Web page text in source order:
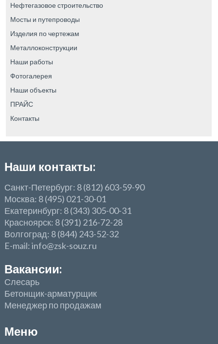
Нефтегазовое строительство
Мосты и путепроводы
Изделия по чертежам
Металлоконструкции
Наши работы
Фотогалерея
Наши объекты
ПРАЙС
Контакты
Наши контакты:
Санкт-Петербург: 8 (812) 603-59-90
Москва: 8 (495) 021-30-01
Екатеринбург: 8 (343) 305-00-31
Красноярск: 8 (391) 216-72-28
Волгоград: 8 (844) 243-52-32
E-mail: info@zsk-souz.ru
Вакансии:
Слесарь
Бетонщик-арматурщик
Менеджер по продажам
Меню